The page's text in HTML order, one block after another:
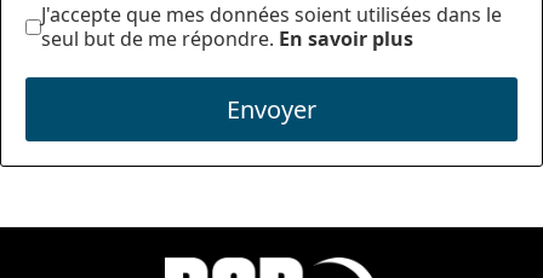
J'accepte que mes données soient utilisées dans le
seul but de me répondre. En savoir plus
Envoyer